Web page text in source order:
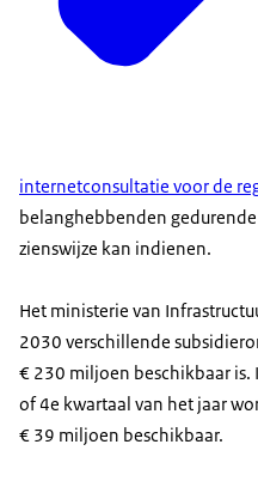
internetconsultatie voor de
belanghebbenden
zienswijze kan indienen.
Het ministerie van
2030 verschillende
€ 230 miljoen beschikbaar is.
of 4e kwartaal van het jaar
€ 39 miljoen beschikbaar.